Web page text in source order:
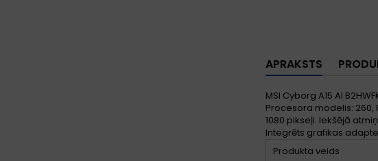
APRAKSTS
MSI Cyborg A15 AI
Procesora modelis: 260,
1080 pikseļi. Iekšējā
Integrēts grafikas
Produkta veids